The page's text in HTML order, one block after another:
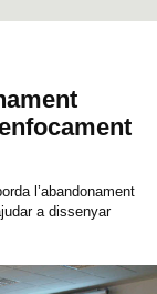
l’abandonament
a dissenyar